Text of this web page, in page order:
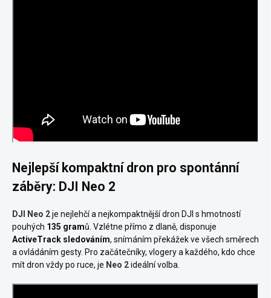
Nejlepší kompaktní dron pro spontánní
záběry: DJI Neo 2
DJI Neo 2je nejlehčí a nejkompaktnější dron DJI s hmotností
pouhých 135 gramů. Vzlétne přímo z dlaně, disponuje
ActiveTrack sledováním, snímáním překážek ve všech směrech
a ovládáním gesty. Pro začátečníky, vlogery a každého, kdo chce
mít dron vždy po ruce, je Neo 2ideální volba.